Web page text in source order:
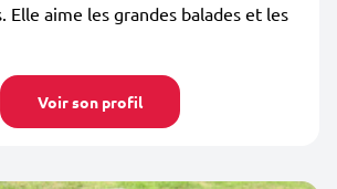
Elle aime les grandes balades et les
Voir son profil